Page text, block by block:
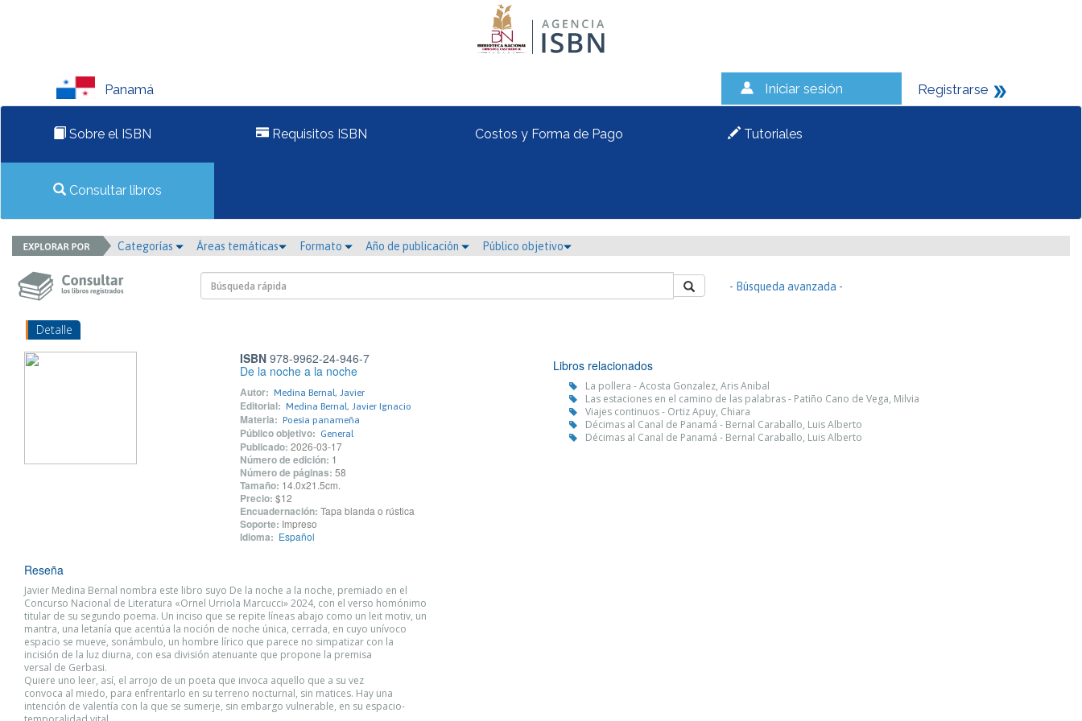
Panamá Iniciar sesión Registrarse
Sobre el ISBN Requisitos ISBN Costos y Forma de Pago Tutoriales
Consultar libros
Categorías Áreas temáticas Formato Año de publicación Público objetivo
- Búsqueda avanzada -
Detalle
ISBN978-9962-24-946-7
De la noche a la noche
Autor: Medina Bernal, Javier
Editorial: Medina Bernal, Javier Ignacio
Materia: Poesía panameña
Público objetivo: General
Publicado: 2026-03-17
Número de edición: 1
Número de páginas: 58
Tamaño: 14.0x21.5cm.
Precio: $12
Encuadernación: Tapa blanda o rústica
Soporte: Impreso
Idioma: Español
Libros relacionados
La pollera - Acosta Gonzalez, Aris Anibal
Las estaciones en el camino de las palabras - Patiño Cano de Vega, Milvia
Viajes continuos - Ortiz Apuy, Chiara
Décimas al Canal de Panamá - Bernal Caraballo, Luis Alberto
Décimas al Canal de Panamá - Bernal Caraballo, Luis Alberto
Reseña
Javier Medina Bernal nombra este libro suyo De la noche a la noche, premiado en el
Concurso Nacional de Literatura «Ornel Urriola Marcucci» 2024, con el verso homónimo
titular de su segundo poema. Un inciso que se repite líneas abajo como un leit motiv, un
mantra, una letanía que acentúa la noción de noche única, cerrada, en cuyo unívoco
espacio se mueve, sonámbulo, un hombre lírico que parece no simpatizar con la
incisión de la luz diurna, con esa división atenuante que propone la premisa
versal de Gerbasi.
Quiere uno leer, así, el arrojo de un poeta que invoca aquello que a su vez
convoca al miedo, para enfrentarlo en su terreno nocturnal, sin matices. Hay una
intención de valentía con la que se sumerje, sin embargo vulnerable, en su espacio-